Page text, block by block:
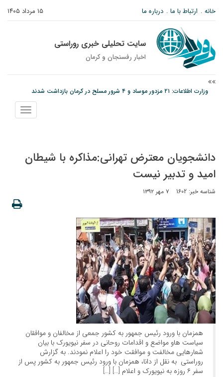
۱۵ مرداد ۱۴۰۵ خانه ارتباط با ما درباره ما
سایت تحلیلی خبری روراستی
اخبار رفسنجان و كرمان
وزارت اطلاعات: ۲۱ مزدور موساد و ۴ شرور مسلح در کرمان بازداشت شدند
دادستان رفسنجان: رفع مشکلات ایستگاه راه‌آهن احمدآباد با قید فوریت پیگیرینمایش
منو
دانشجویان معترض تهرانی:مذاکره با شیطان
امید و تدبیر نیست
شناسه خبر: 1602 ۷ مهر ۱۳۹۲
همزمان با ورود رئیس جمهور به کشور جمعی از مخالفان و موافقان
سیاست هاو مواضع و اقدامات روحانی در سفر نیویورک با بیان
شعارهایی مخالفت و موافقت خود را اعلام نمودند. به گزارش
روراستی به نقل از دانا، همزمان با ورود رئیس جمهور به کشور پس از
سفر ۶ روزه به نیویورک و اعلام […] […]